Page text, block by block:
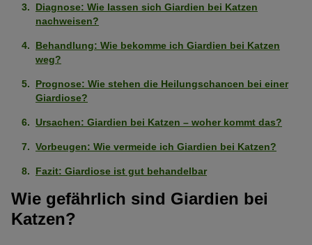
Diagnose: Wie lassen sich Giardien bei Katzen
nachweisen?
Behandlung: Wie bekomme ich Giardien bei Katzen
weg?
Prognose: Wie stehen die Heilungschancen bei einer
Giardiose?
Ursachen: Giardien bei Katzen – woher kommt das?
Vorbeugen: Wie vermeide ich Giardien bei Katzen?
Fazit: Giardiose ist gut behandelbar
Wie gefährlich sind Giardien bei
Katzen?